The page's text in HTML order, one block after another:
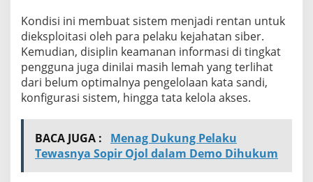
Kondisi ini membuat sistem menjadi rentan untuk
dieksploitasi oleh para pelaku kejahatan siber.
Kemudian, disiplin keamanan informasi di tingkat
pengguna juga dinilai masih lemah yang terlihat
dari belum optimalnya pengelolaan kata sandi,
konfigurasi sistem, hingga tata kelola akses.
BACA JUGA :
Menag Dukung Pelaku
Tewasnya Sopir Ojol dalam Demo Dihukum